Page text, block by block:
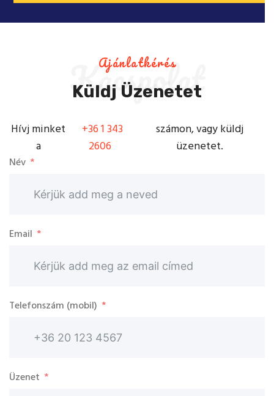
Kacspolat
Ajánlatkérés
Küldj Üzenetet
Hívj minket
a
+36 1 343
2606
számon, vagy küldj
üzenetet.
Név
Email
Telefonszám (mobil)
Üzenet